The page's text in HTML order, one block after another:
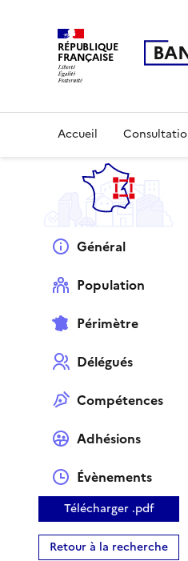
RÉPUBLIQUE
FRANÇAISE B
Accueil
Général
Population
Périmètre
Délégués
Compétences
Adhésions
Évènements
Télécharger .pdf
Retour à la recherche